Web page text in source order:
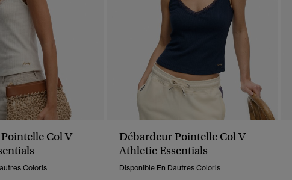
Col V
Coloris
Débardeur Pointelle Col V
Athletic Essentials
Disponible En Dautres Coloris